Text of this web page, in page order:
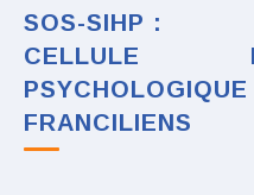
SOS-SIHP :
CELLULE
FRANCILIENS